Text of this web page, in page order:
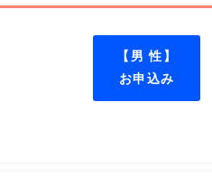
【男 性】
お申込み